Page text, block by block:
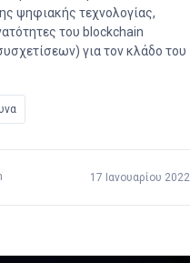
ψηφιακής τεχνολογίας,
του blockchain
για τον κλάδο του
17 Ιανουαρίου 2022